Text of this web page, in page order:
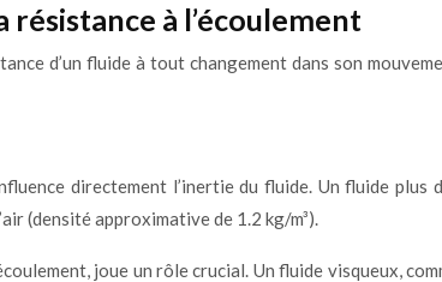
à l’écoulement
d’un fluide à tout changement dans son
directement l’inertie du fluide. Un fluide plus
(densité approximative de 1.2 kg/m³).
joue un rôle crucial. Un fluide visqueux,